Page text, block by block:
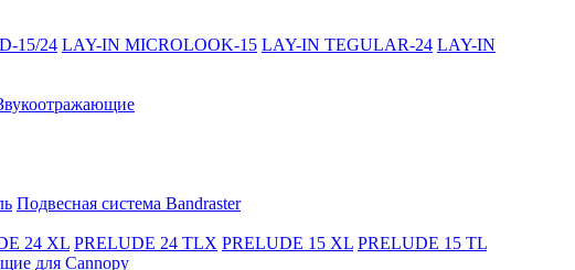
15/24 LAY-IN MICROLOOK-15 LAY-IN TEGULAR-24 LAY-IN
Подвесная система Bandraster
24 XL PRELUDE 24 TLX PRELUDE 15 XL PRELUDE 15 TL
для Cannopy